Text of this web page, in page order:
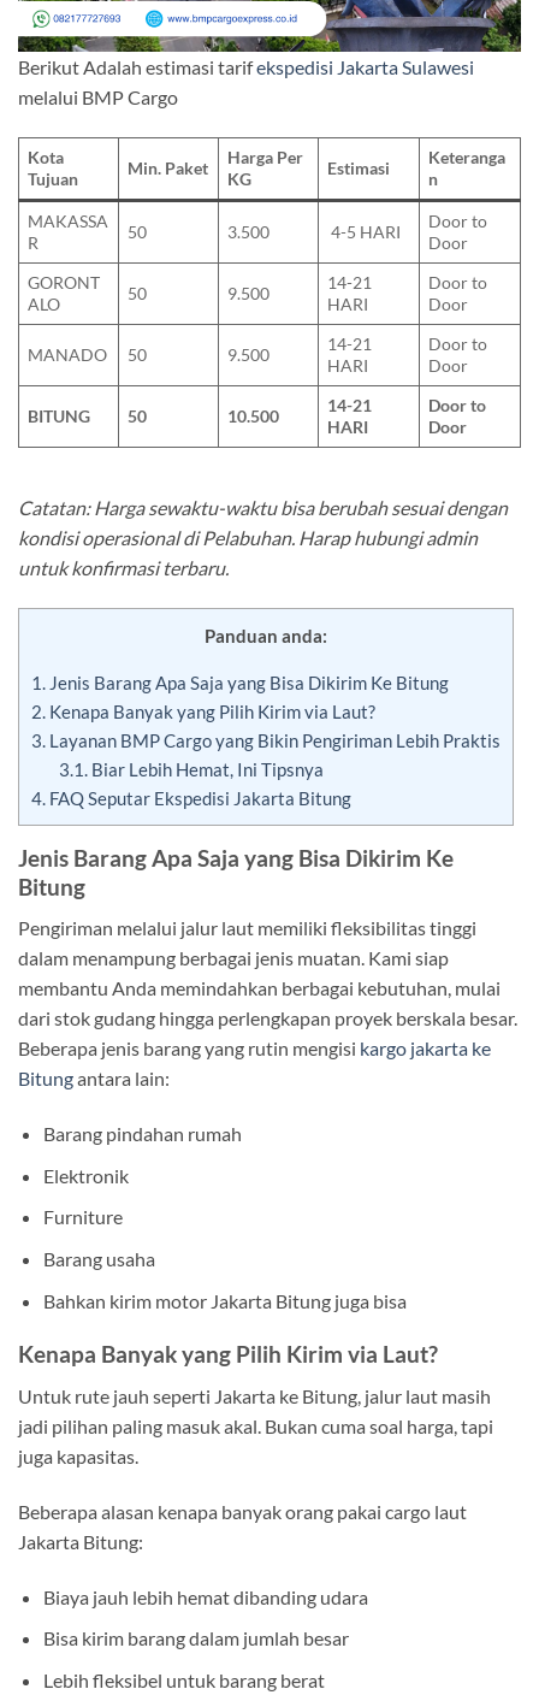
Berikut Adalah estimasi tarifekspedisi Jakarta Sulawesi
melalui BMP Cargo
Kota
Tujuan
Min. Paket
Harga Per
KG
Estimasi
Keteranga
n
MAKASSA
R
50 3.500 4-5 HARI
Door to
Door
GORONT
ALO
50 9.500
14-21
HARI
Door to
Door
MANADO 50 9.500
14-21
HARI
Door to
Door
BITUNG 50 10.500
14-21
HARI
Door to
Door
Catatan: Harga sewaktu-waktu bisa berubah sesuai dengan
kondisi operasional di Pelabuhan. Harap hubungi admin
untuk konfirmasi terbaru.
Panduan anda:
1. Jenis Barang Apa Saja yang Bisa Dikirim Ke Bitung
2. Kenapa Banyak yang Pilih Kirim via Laut?
3. Layanan BMP Cargo yang Bikin Pengiriman Lebih Praktis
3.1.Biar Lebih Hemat, Ini Tipsnya
4. FAQ Seputar Ekspedisi Jakarta Bitung
Jenis Barang Apa Saja yang Bisa Dikirim Ke
Bitung
Pengiriman melalui jalur laut memiliki fleksibilitas tinggi
dalam menampung berbagai jenis muatan. Kami siap
membantu Anda memindahkan berbagai kebutuhan, mulai
dari stok gudang hingga perlengkapan proyek berskala besar.
Beberapa jenis barang yang rutin mengisi kargo jakarta ke
Bitungantara lain:
Barang pindahan rumah
Elektronik
Furniture
Barang usaha
Bahkan kirim motor Jakarta Bitung juga bisa
Kenapa Banyak yang Pilih Kirim via Laut?
Untuk rute jauh seperti Jakarta ke Bitung, jalur laut masih
jadi pilihan paling masuk akal. Bukan cuma soal harga, tapi
juga kapasitas.
Beberapa alasan kenapa banyak orang pakai cargo laut
Jakarta Bitung:
Biaya jauh lebih hemat dibanding udara
Bisa kirim barang dalam jumlah besar
Lebih fleksibel untuk barang berat